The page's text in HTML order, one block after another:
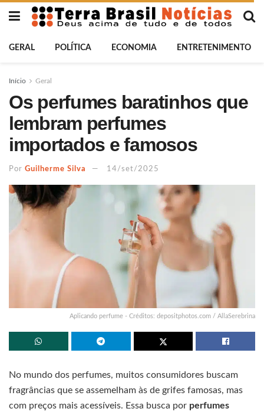
GERAL POLÍTICA ECONOMIA ENTRETENIMENTO
Início Geral
Os perfumes baratinhos que
lembram perfumes
importados e famosos
Por Guilherme Silva 14/set/2025
Aplicando perfume - Créditos: depositphotos.com / AllaSerebrina
No mundo dos perfumes, muitos consumidores buscam
fragrâncias que se assemelham às de grifes famosas, mas
com preços mais acessíveis. Essa busca por perfumes